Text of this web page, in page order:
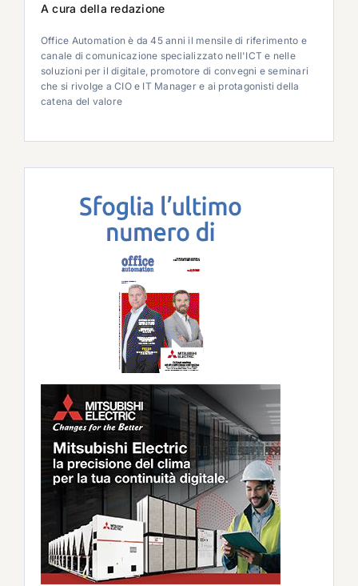
A cura della redazione
Office Automation è da 45 anni il mensile di riferimento e
canale di comunicazione specializzato nell'ICT e nelle
soluzioni per il digitale, promotore di convegni e seminari
che si rivolge a CIO e IT Manager e ai protagonisti della
catena del valore